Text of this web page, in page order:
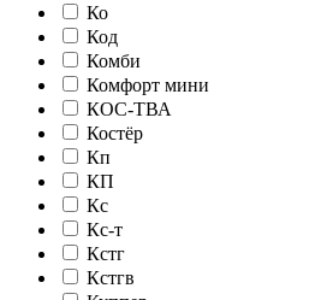
Ко
Код
Комби
Комфорт мини
КОС-ТВА
Костёр
Кп
КП
Кс
Кс-т
Кстг
Кстгв